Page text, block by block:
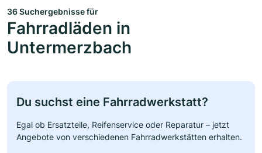
36 Suchergebnisse für
Fahrradläden in
Untermerzbach
Du suchst eine Fahrradwerkstatt?
Egal ob Ersatzteile, Reifenservice oder Reparatur – jetzt
Angebote von verschiedenen Fahrradwerkstätten erhalten.